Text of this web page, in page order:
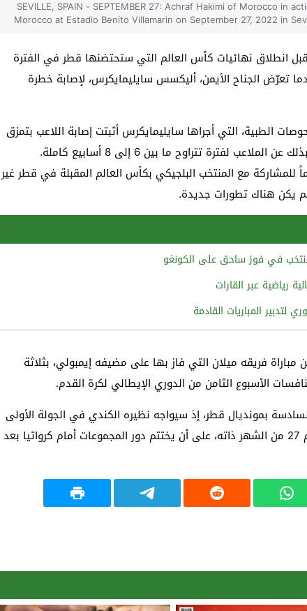
SEVILLE, SPAIN - SEPTEMBER 27: Achraf Hakimi of Morocco in
Morocco at Estadio Benito Villamarin on September 27, 2022 in
انطلاق نهائيات كأس العالم التي ستحتضنها قطر في الفترة
المقبلين، وذلك بعدما تعرّض الجناح الأيمن، أليكسس سايليمايكرس، لإصابة خطرة
الطبية، التي أجراها سايليمايكرس أثبتت إصابة اللاعب بتمزق
لفترة تتراوح ما بين 6 إلى 8 أسابيع كاملة.
بأن استدعاء اللاعب البالغ من العمر 23 عاماً للمشاركة مع المنتخب البلجيكي بكأس العالم المقبلة في قطر غير
يكن هناك تطورات جديدة.
في فوز ساحق على الكونغو
المباريات القادمة
فريقه ميلان التي فاز بها على مضيفه إيمبولي، بثلاثة
الأسبوع الثامن من الدوري الإيطالي لكرة القدم.
بمونديال قطر، إذ سيواجه نظيره الكندي في الجولة الأولى
يوم 23 نونبر، ومن ثم ملاقاة المنتخب المغربي يوم 27 من الشهر ذاته، على أن يختتم دور المجموعات أمام كرواتيا بعد